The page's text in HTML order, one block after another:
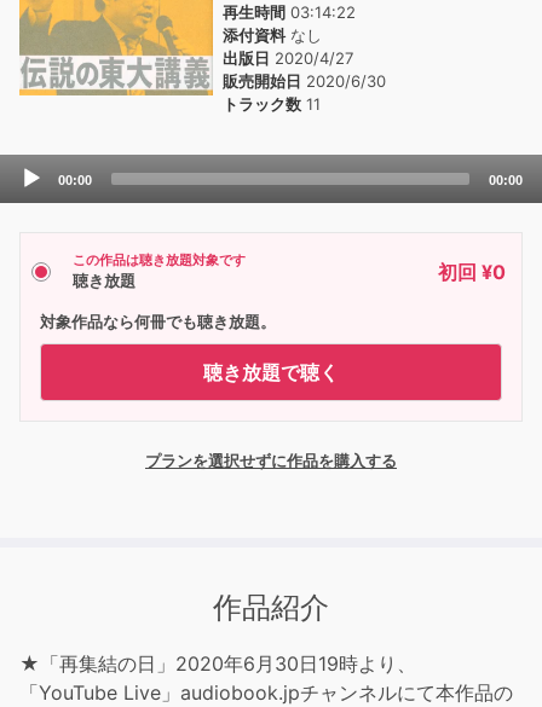
再生時間 03:14:22
添付資料なし
出版日 2020/4/27
販売開始日 2020/6/30
トラック数 11
Audio
00:00 00:00
この作品は聴き放題対象です
聴き放題 初回 ¥0
対象作品なら何冊でも聴き放題。
聴き放題で聴く
プランを選択せずに作品を購入する
作品紹介
★「再集結の日」2020年6月30日19時より、
「YouTube Live」audiobook.jpチャンネルにて本作品の